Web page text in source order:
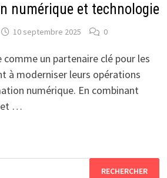
numérique et technologie
10 septembre 2025 0
un partenaire clé pour les
à moderniser leurs opérations
numérique. En combinant
et …